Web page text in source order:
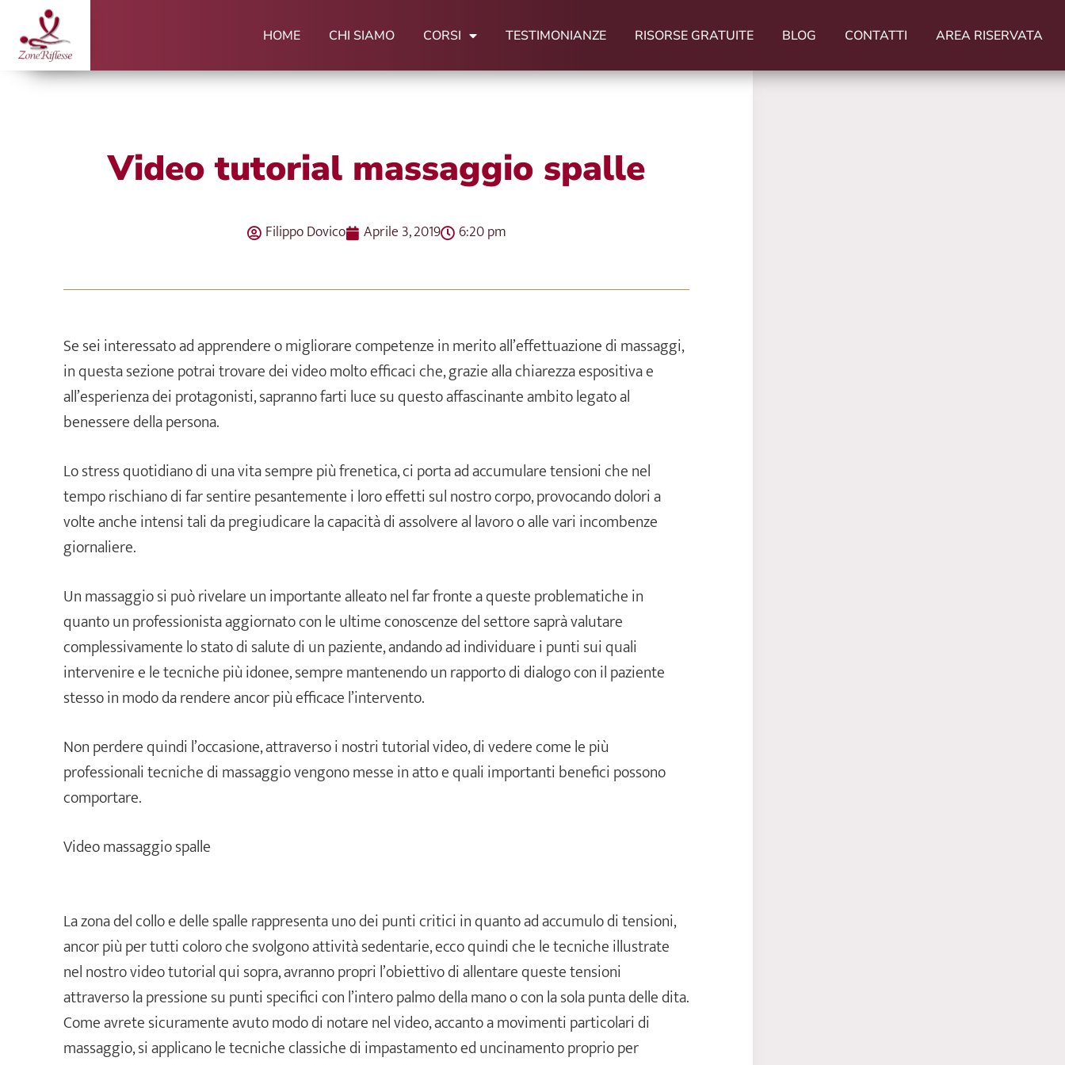
contenuto
HOME CHI SIAMO CORSI TESTIMONIANZE RISORSE GRATUITE BLOG CONTATTI AREA RISERVATA
Video tutorial massaggio spalle
Filippo Dovico Aprile 3, 2019 6:20 pm
Se sei interessato ad apprendere o migliorare competenze in merito all’effettuazione di massaggi,
in questa sezione potrai trovare dei video molto efficaci che, grazie alla chiarezza espositiva e
all’esperienza dei protagonisti, sapranno farti luce su questo affascinante ambito legato al
benessere della persona.
Lo stress quotidiano di una vita sempre più frenetica, ci porta ad accumulare tensioni che nel
tempo rischiano di far sentire pesantemente i loro effetti sul nostro corpo, provocando dolori a
volte anche intensi tali da pregiudicare la capacità di assolvere al lavoro o alle vari incombenze
giornaliere.
Un massaggio si può rivelare un importante alleato nel far fronte a queste problematiche in
quanto un professionista aggiornato con le ultime conoscenze del settore saprà valutare
complessivamente lo stato di salute di un paziente, andando ad individuare i punti sui quali
intervenire e le tecniche più idonee, sempre mantenendo un rapporto di dialogo con il paziente
stesso in modo da rendere ancor più efficace l’intervento.
Non perdere quindi l’occasione, attraverso i nostri tutorial video, di vedere come le più
professionali tecniche di massaggio vengono messe in atto e quali importanti benefici possono
comportare.
Video massaggio spalle
La zona del collo e delle spalle rappresenta uno dei punti critici in quanto ad accumulo di tensioni,
ancor più per tutti coloro che svolgono attività sedentarie, ecco quindi che le tecniche illustrate
nel nostro video tutorial qui sopra, avranno propri l’obiettivo di allentare queste tensioni
attraverso la pressione su punti specifici con l’intero palmo della mano o con la sola punta delle dita.
Come avrete sicuramente avuto modo di notare nel video, accanto a movimenti particolari di
massaggio, si applicano le tecniche classiche di impastamento ed uncinamento proprio per